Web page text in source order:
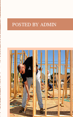
POSTED BY ADMIN